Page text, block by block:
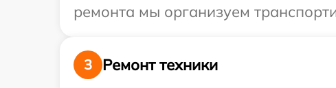
ремонта мы организуем
3
Ремонт техники